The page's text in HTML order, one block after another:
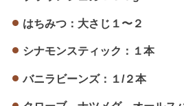
はちみつ： 大さじ１〜２
シナモンスティック： １本
バニラビーンズ：１/２本